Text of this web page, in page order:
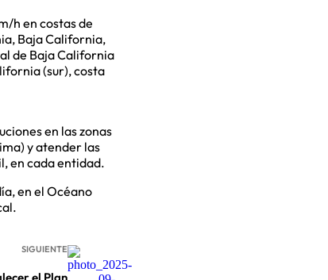
h en costas de
Baja California,
de Baja California
(sur), costa
en las zonas
y atender las
en cada entidad.
en el Océano
SIGUIENTE